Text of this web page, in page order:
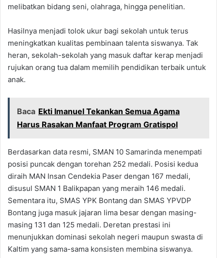
melibatkan bidang seni, olahraga, hingga penelitian.
Hasilnya menjadi tolok ukur bagi sekolah untuk terus
meningkatkan kualitas pembinaan talenta siswanya. Tak
heran, sekolah-sekolah yang masuk daftar kerap menjadi
rujukan orang tua dalam memilih pendidikan terbaik untuk
anak.
Baca Ekti Imanuel Tekankan Semua Agama
Harus Rasakan Manfaat Program Gratispol
Berdasarkan data resmi, SMAN 10 Samarinda menempati
posisi puncak dengan torehan 252 medali. Posisi kedua
diraih MAN Insan Cendekia Paser dengan 167 medali,
disusul SMAN 1 Balikpapan yang meraih 146 medali.
Sementara itu, SMAS YPK Bontang dan SMAS YPVDP
Bontang juga masuk jajaran lima besar dengan masing-
masing 131 dan 125 medali. Deretan prestasi ini
menunjukkan dominasi sekolah negeri maupun swasta di
Kaltim yang sama-sama konsisten membina siswanya.